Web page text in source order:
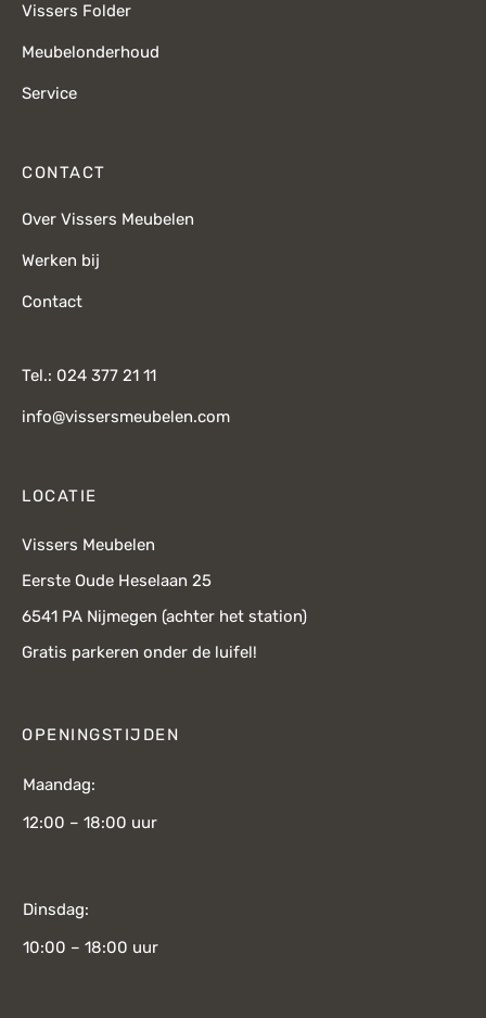
Vissers Folder
Meubelonderhoud
Service
CONTACT
Over Vissers Meubelen
Werken bij
Contact
Tel.: 024 377 21 11
info@vissersmeubelen.com
LOCATIE
Vissers Meubelen
Eerste Oude Heselaan 25
6541 PA Nijmegen (achter het station)
Gratis parkeren onder de luifel!
OPENINGSTIJDEN
Maandag:
12:00 – 18:00 uur
Dinsdag:
10:00 – 18:00 uur